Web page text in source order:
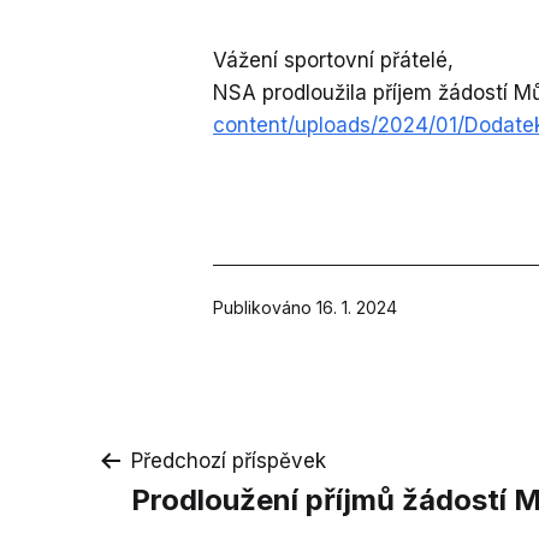
Vážení sportovní přátelé,
NSA prodloužila příjem žádostí
content/uploads/2024/01/
Publikováno 16. 1. 2024
Navigace
Předchozí příspěvek
Prodloužení příjmů žádostí